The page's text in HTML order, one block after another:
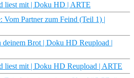
liest mit | Doku HD | ARTE
Vom Partner zum Feind (Teil 1) |
deinem Brot | Doku HD Reupload |
liest mit | Doku HD Reupload | ARTE